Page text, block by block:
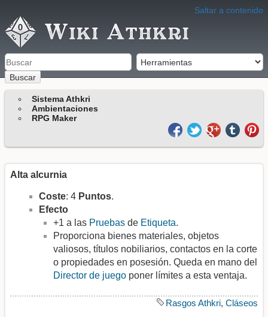
Saltar a contenido
Buscar
Sistema Athkri
Ambientaciones
RPG Maker
Alta alcurnia
Coste: 4 Puntos.
Efecto
+1 a las Pruebas de Etiqueta.
Proporciona bienes materiales, objetos
valiosos, títulos nobiliarios, contactos en la corte
o propiedades en posesión. Queda en mano del
Director de juego poner límites a esta ventaja.
Rasgos Athkri, Cláseos